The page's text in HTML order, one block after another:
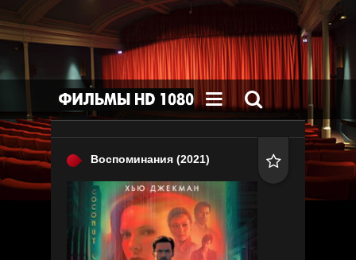
 
Воспоминания (2021) 